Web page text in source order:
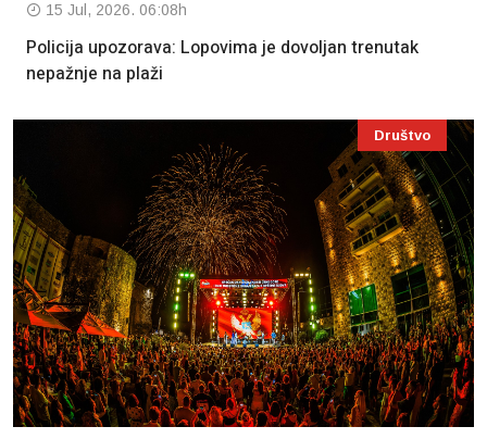
15 Jul, 2026. 06:08h
Policija upozorava: Lopovima je dovoljan trenutak
nepažnje na plaži
Društvo